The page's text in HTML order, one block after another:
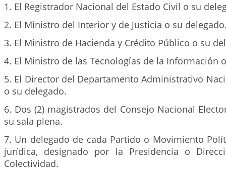
1. El Registrador Nacional del Estado Civil o su
2. El Ministro del Interior y de Justicia o su
3. El Ministro de Hacienda y Crédito Público o su
4. El Ministro de las Tecnologías de la Información
5. El Director del Departamento Administrativo
o su delegado.
6. Dos (2) magistrados del Consejo Nacional
su sala plena.
7. Un delegado de cada Partido o Movimiento
jurídica, designado por la Presidencia o
Colectividad.